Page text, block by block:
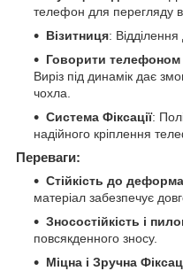
телефон для перегляду
Візитниця:
Говорити телефоном
Виріз під динамік дає
чохла.
Система Фіксації:
надійного кріплення
Переваги:
Стійкість до
матеріал забезпечує
Зносостійкість і
повсякденного зносу.
Міцна і Зручна